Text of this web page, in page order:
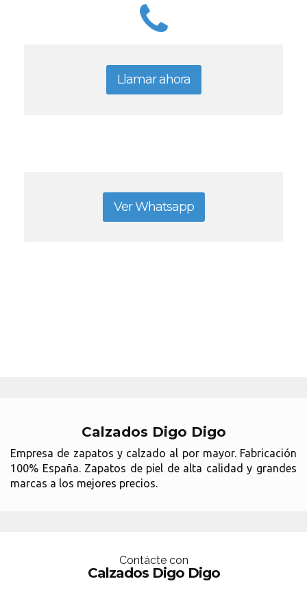
Llamar ahora
Ver Whatsapp
Calzados Digo Digo
Empresa de zapatos y calzado al por mayor. Fabricación
100% España. Zapatos de piel de alta calidad y grandes
marcas a los mejores precios.
Contácte con
Calzados Digo Digo